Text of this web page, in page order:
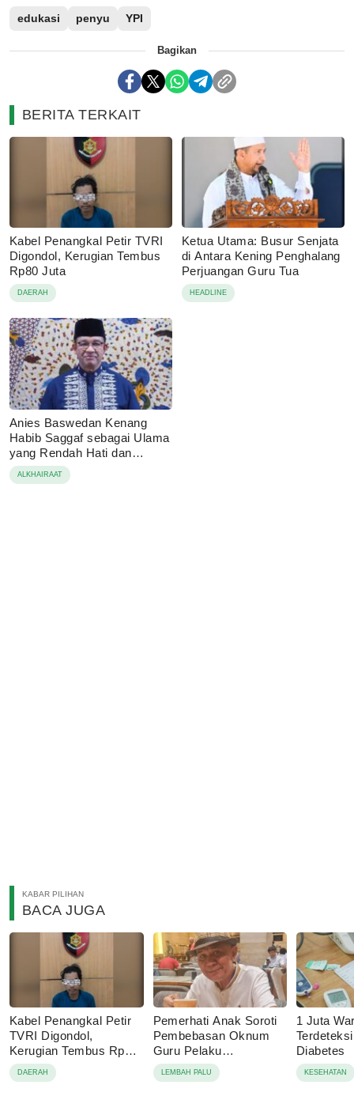
edukasi penyu YPI
Bagikan
BERITA TERKAIT
Kabel Penangkal Petir TVRI
Digondol, Kerugian Tembus
Rp80 Juta
DAERAH
Ketua Utama: Busur Senjata
di Antara Kening Penghalang
Perjuangan Guru Tua
HEADLINE
Anies Baswedan Kenang
Habib Saggaf sebagai Ulama
yang Rendah Hati dan
Perekat Umat
ALKHAIRAAT
KABAR PILIHAN
BACA JUGA
Kabel Penangkal Petir
TVRI Digondol,
Kerugian Tembus Rp80
Juta
DAERAH
Pemerhati Anak Soroti
Pembebasan Oknum
Guru Pelaku
Pencabulan, Desak
Proses Hukum
LEMBAH PALU
1 Juta
Diabetes
KESEHATAN